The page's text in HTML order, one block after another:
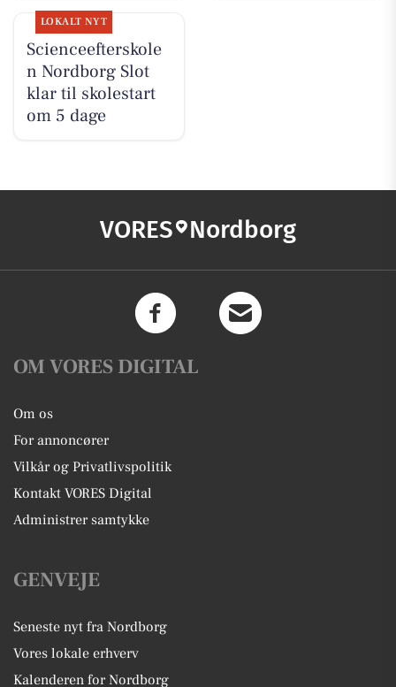
LOKALT NYT
Scienceefterskole
n Nordborg Slot
klar til skolestart
om 5 dage
VORES Nordborg
OM VORES DIGITAL
Om os
For annoncører
Vilkår og Privatlivspolitik
Kontakt VORES Digital
Administrer samtykke
GENVEJE
Seneste nyt fra Nordborg
Vores lokale erhverv
Kalenderen for Nordborg